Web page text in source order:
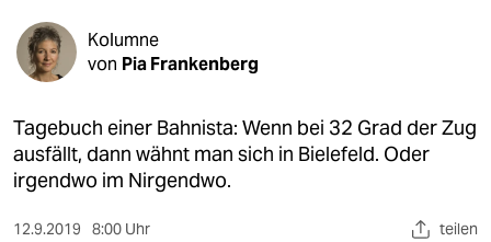
öko
gesellschaft
kultur
sport
Kolumne
von Pia Frankenberg
Tagebuch einer Bahnista: Wenn bei 32 Grad der Zug
ausfällt, dann wähnt man sich in Bielefeld. Oder
irgendwo im Nirgendwo.
12.9.2019 8:00 Uhr teilen